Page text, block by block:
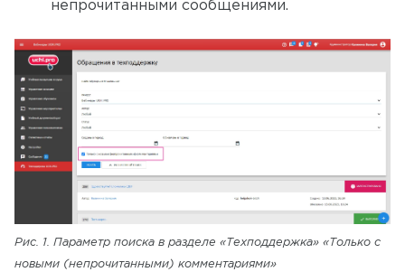
непрочитанными сообщениями.
Рис. 1. Параметр поиска в разделе «Техподдержка» «Только с
новыми (непрочитанными) комментариями»